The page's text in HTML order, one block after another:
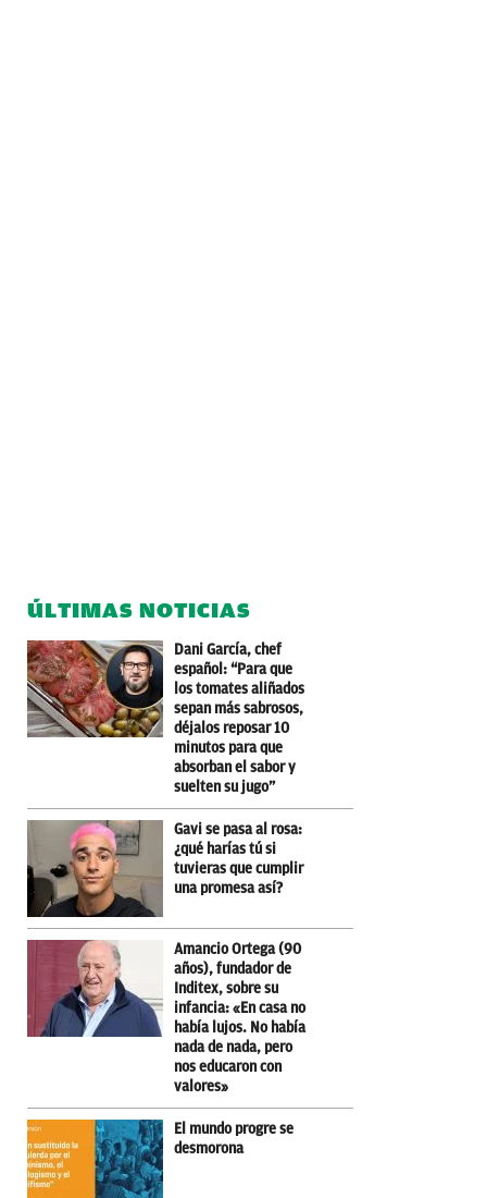
ÚLTIMAS NOTICIAS
Dani García, chef
español: “Para que
los tomates aliñados
sepan más sabrosos,
déjalos reposar 10
minutos para que
absorban el sabor y
suelten su jugo”
Gavi se pasa al rosa:
¿qué harías tú si
tuvieras que cumplir
una promesa así?
Amancio Ortega (90
años), fundador de
Inditex, sobre su
infancia: «En casa no
había lujos. No había
nada de nada, pero
nos educaron con
valores»
El mundo progre se
desmorona